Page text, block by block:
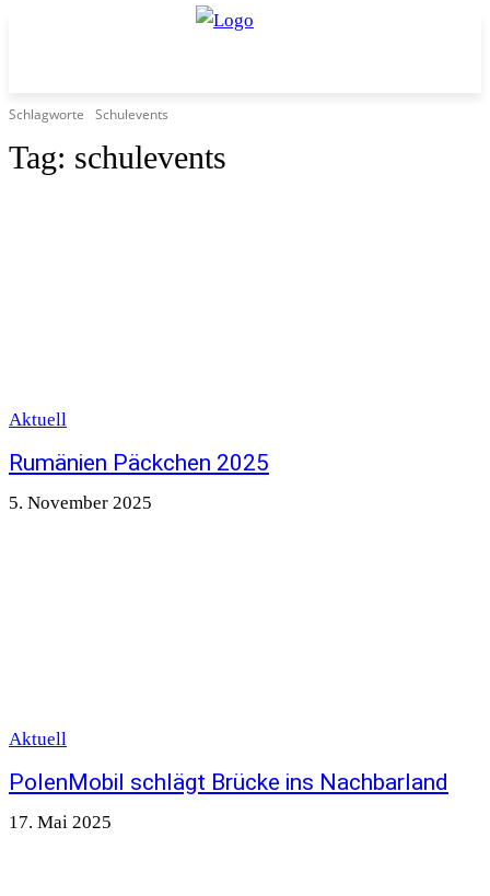
Schlagworte Schulevents
Tag: schulevents
Aktuell
Rumänien Päckchen 2025
5. November 2025
Aktuell
PolenMobil schlägt Brücke ins Nachbarland
17. Mai 2025